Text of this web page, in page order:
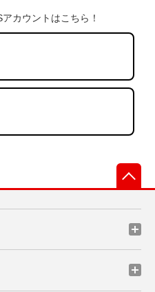
カウントはこちら！